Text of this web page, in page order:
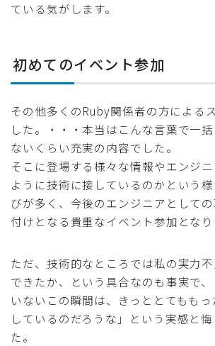
ている気がします。
初めてのイベント参加
その他多くのRuby関係者の方による
した。・・・本当はこんな言葉で一
ないくらい充実の内容でした。
そこに登場する様々な情報やエンジ
ように技術に接しているのかという
びが多く、今後のエンジニアとして
付けとなる貴重なイベント参加となり
ただ、技術的なところでは私の実力
できたか、という具合なのも事実で
いないこの瞬間は、きっととてもも
しているのだろうな」という実感と
た。